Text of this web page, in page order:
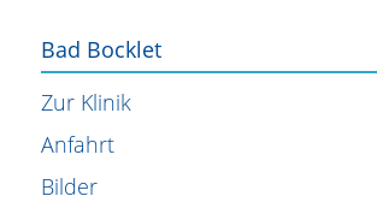
Bad Bocklet
Zur Klinik
Anfahrt
Bilder